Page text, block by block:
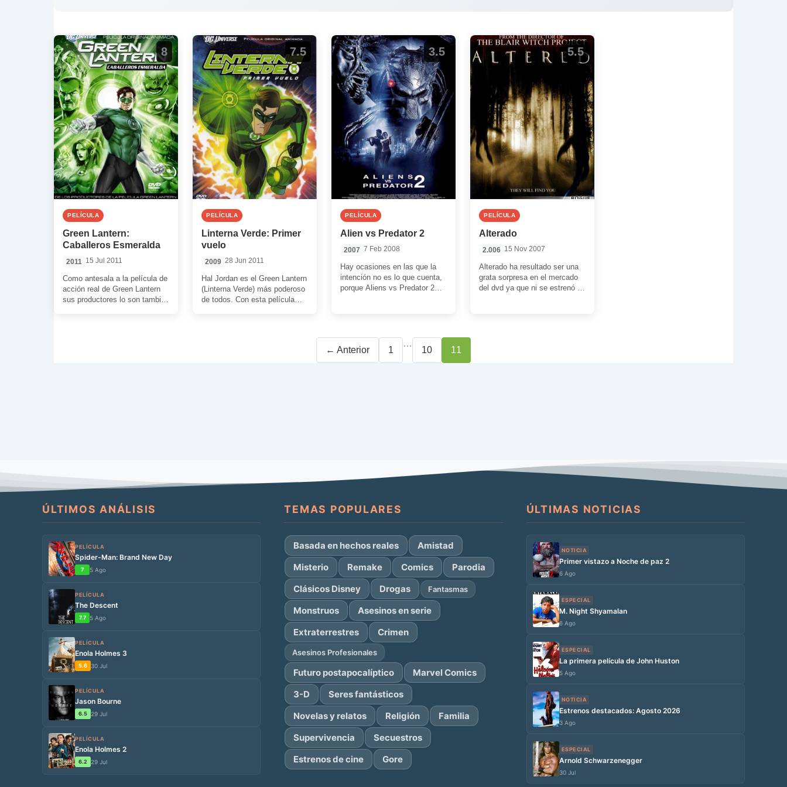
8
PELÍCULA
Green Lantern:
Caballeros Esmeralda
2011 15 Jul 2011
Como antesala a la película de
acción real de Green Lantern
sus productores lo son también
7.5
PELÍCULA
Linterna Verde: Primer
vuelo
2009 28 Jun 2011
Hal Jordan es el Green Lantern
(Linterna Verde) más poderoso
de todos. Con esta película
3.5
PELÍCULA
Alien vs Predator 2
2007 7 Feb 2008
Hay ocasiones en las que la
intención no es lo que cuenta,
porque Aliens vs Predator 2
5.5
PELÍCULA
Alterado
2.006 15 Nov 2007
Alterado ha resultado ser una
grata sorpresa en el mercado
del dvd ya que ni se estrenó en
← Anterior Página
1
…
Página
10 Página
11
ÚLTIMOS ANÁLISIS
PELÍCULA
Spider-Man: Brand New Day
7 5 Ago
PELÍCULA
The Descent
7.7 5 Ago
PELÍCULA
Enola Holmes 3
5.6 30 Jul
PELÍCULA
Jason Bourne
6.5 29 Jul
PELÍCULA
Enola Holmes 2
6.2 29 Jul
TEMAS POPULARES
Basada en hechos reales
Amistad
Misterio
Remake Comics
Parodia
Clásicos Disney
Drogas Fantasmas
Monstruos
Asesinos en serie
Extraterrestres
Crimen
Asesinos Profesionales
Futuro postapocalíptico
Marvel Comics
3-D
Seres fantásticos
Novelas y relatos
Religión
Familia
Supervivencia
Secuestros
Estrenos de cine
Gore
ÚLTIMAS NOTICIAS
NOTICIA
Primer vistazo a Noche de paz 2
6 Ago
ESPECIAL
M. Night Shyamalan
6 Ago
ESPECIAL
La primera película de John Huston
5 Ago
NOTICIA
Estrenos destacados: Agosto 2026
3 Ago
ESPECIAL
Arnold Schwarzenegger
30 Jul